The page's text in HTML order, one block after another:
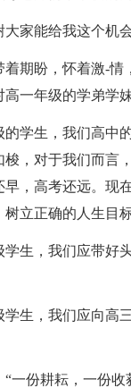
家能给我这个机
着期盼，怀着激-
一年级的学弟学
的学生，我们高中
梭，对于我们而言
早，高考还远。现
立正确的人生目
学生，我们应带好
学生，我们应向高
“一份耕耘，一份